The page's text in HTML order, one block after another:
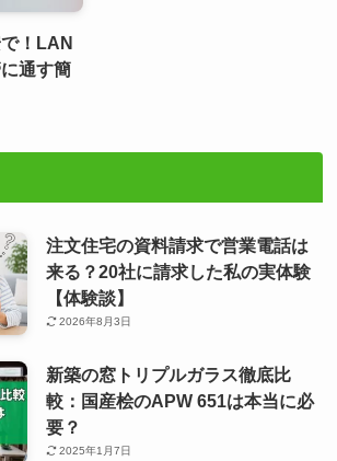
！LAN
通す簡
注文住宅の資料請求で営業電話は
来る？20社に請求した私の実体験
【体験談】
2026年8月3日
新築の窓トリプルガラス徹底比
較：国産桧のAPW 651は本当に必
要？
2025年1月7日